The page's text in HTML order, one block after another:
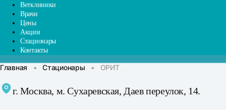
Ветклиники
Врачи
Цены
Акции
Стационары
Контакты
Главная • Стационары • ОРИТ
г. Москва, м. Сухаревская, Даев переулок, 14.